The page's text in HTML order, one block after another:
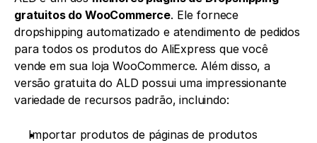
gratuitos do WooCommerce. Ele fornece
dropshipping automatizado e atendimento de pedidos
para todos os produtos do AliExpress que você
vende em sua loja WooCommerce. Além disso, a
versão gratuita do ALD possui uma impressionante
variedade de recursos padrão, incluindo:
Importar produtos de páginas de produtos